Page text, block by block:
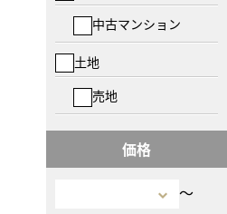
中古マンション
土地
売地
価格
〜